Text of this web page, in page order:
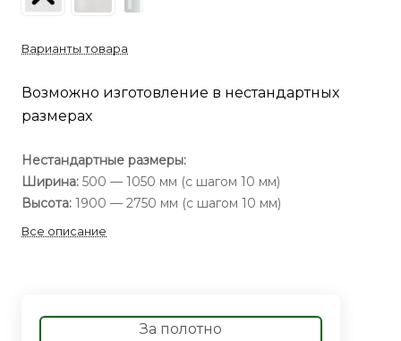
Варианты товара
Возможно изготовление в нестандартных
размерах
Нестандартные размеры:
Ширина: 500 — 1050 мм (с шагом 10 мм)
Высота: 1900 — 2750 мм (с шагом 10 мм)
Все описание
За полотно